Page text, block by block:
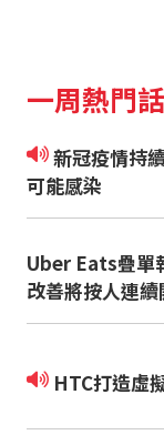
一周熱門
新冠疫情持續飆升 常見八大症狀 沒發燒也
可能感染
Uber Eats疊單
改善將按人連續
HTC打造虛